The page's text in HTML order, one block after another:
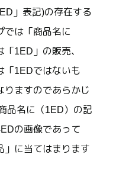
」表記)の存在する
では「商品名に
「1ED」の販売、
「1EDではないも
りますのであらかじ
品名に（1ED）の記
の画像であって
」に当てはまります